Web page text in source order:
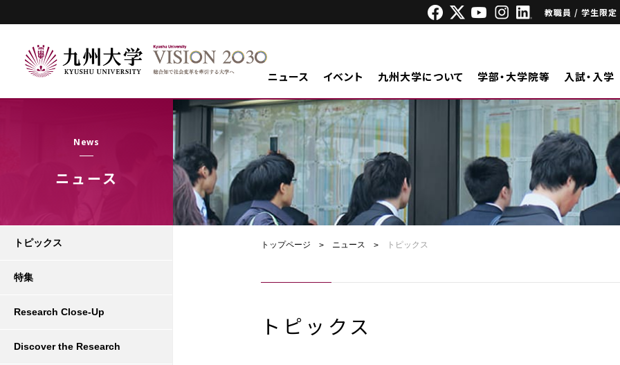
教職員 / 学生限定
ニュース イベント 九州大学について 学部・大学院等 入試・入学
News
ニュース
トップページ ニュース トピックス
トピックス
トピックス
特集
Research Close-Up
Discover the Research